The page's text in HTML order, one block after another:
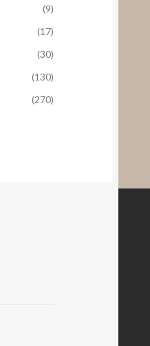
(9)
(17)
(30)
(130)
(270)